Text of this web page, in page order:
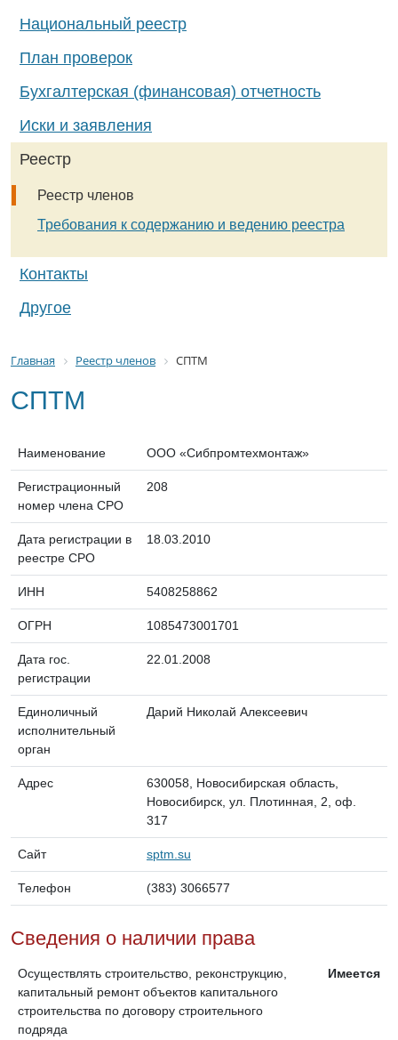
Национальный реестр
План проверок
Бухгалтерская (финансовая) отчетность
Иски и заявления
Реестр
Реестр членов
Требования к содержанию и ведению реестра
Контакты
Другое
Главная Реестр членов СПТМ
СПТМ
Наименование ООО «Сибпромтехмонтаж»
Регистрационный
номер члена СРО
208
Дата регистрации в
реестре СРО
18.03.2010
ИНН 5408258862
ОГРН 1085473001701
Дата гос.
регистрации
22.01.2008
Единоличный
исполнительный
орган
Дарий Николай Алексеевич
Адрес
630058, Новосибирская область,
Новосибирск, ул. Плотинная, 2, оф.
317
Сайт sptm.su
Телефон (383) 3066577
Сведения о наличии права
Осуществлять строительство, реконструкцию,
капитальный ремонт объектов капитального
строительства по договору строительного
подряда
Имеется